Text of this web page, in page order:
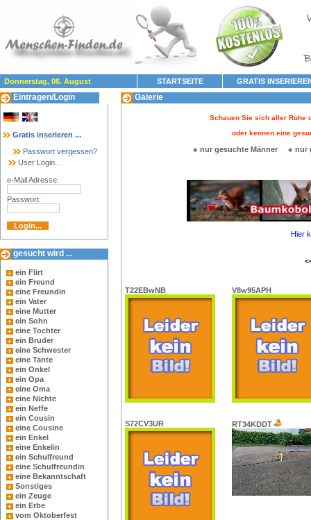
Donnerstag, 06. August STARTSEITE GRATIS
Eintragen/Login
Gratis inserieren ...
Passwort vergessen?
User Login...
e-Mail Adresse:
Passwort:
gesucht wird ...
ein Flirt
ein Freund
eine Freundin
ein Vater
eine Mutter
ein Sohn
eine Tochter
ein Bruder
eine Schwester
eine Tante
ein Onkel
ein Opa
eine Oma
eine Nichte
ein Neffe
ein Cousin
eine Cousine
ein Enkel
eine Enkelin
ein Schulfreund
eine Schulfreundin
eine Bekanntschaft
Sonstiges
ein Zeuge
ein Erbe
vom Oktoberfest
Galerie
Schauen Sie sich aller Ruhe
oder kennen eine
nur gesuchte Männer nur
Hier
T22EBwNB V8w95APH
S72CV3UR RT34KDDT